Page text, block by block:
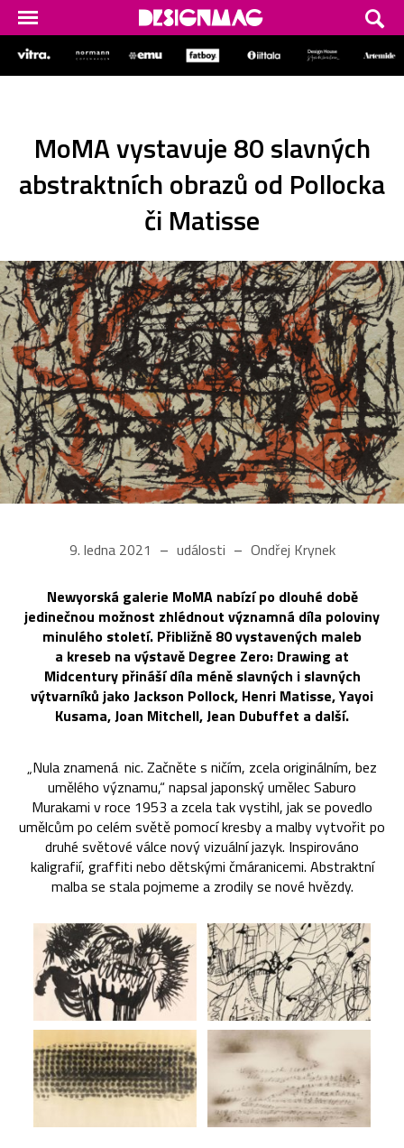
MoMA vystavuje 80 slavných
abstraktních obrazů od Pollocka
či Matisse
9. ledna 2021 události Ondřej Krynek
Newyorská galerie MoMA nabízí po dlouhé době
jedinečnou možnost zhlédnout významná díla poloviny
minulého století. Přibližně 80 vystavených maleb
a kreseb na výstavě Degree Zero: Drawing at
Midcentury přináší díla méně slavných i slavných
výtvarníků jako Jackson Pollock, Henri Matisse, Yayoi
Kusama, Joan Mitchell, Jean Dubuffet a další.
„Nula znamená‚ nic. Začněte s ničím, zcela originálním, bez
umělého významu,“ napsal japonský umělec Saburo
Murakami v roce 1953 a zcela tak vystihl, jak se povedlo
umělcům po celém světě pomocí kresby a malby vytvořit po
druhé světové válce nový vizuální jazyk. Inspirováno
kaligrafií, graffiti nebo dětskými čmáranicemi. Abstraktní
malba se stala pojmeme a zrodily se nové hvězdy.